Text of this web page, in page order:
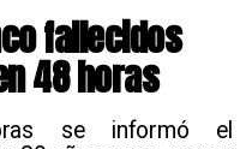
fallecidos
48 horas
se informó el